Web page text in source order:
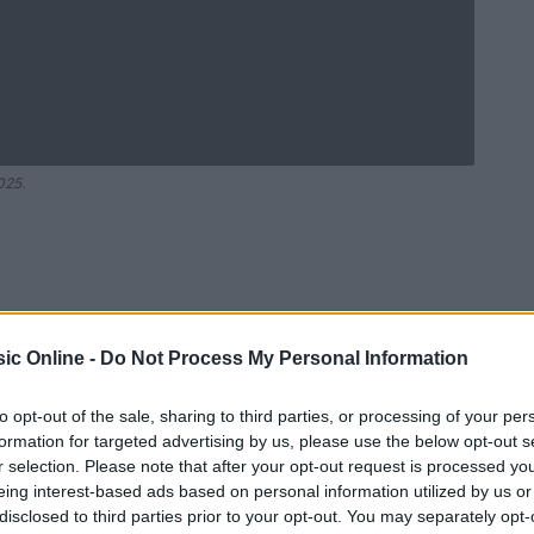
Online - Do Not Process My Personal Information
opt-out of the sale, sharing to third parties, or processing of your
for targeted advertising by us, please use the below opt-out
selection. Please note that after your opt-out request is processed
interest-based ads based on personal information utilized by us
to third parties prior to your opt-out. You may separately
POWERED BYAdhubMedia